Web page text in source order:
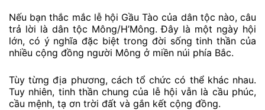
Nếu bạn thắc mắc lễ hội Gầu Tào của dân tộc nào, câu
trả lời là dân tộc Mông/H’Mông. Đây là một ngày hội
lớn, có ý nghĩa đặc biệt trong đời sống tinh thần của
nhiều cộng đồng người Mông ở miền núi phía Bắc.
Tùy từng địa phương, cách tổ chức có thể khác nhau.
Tuy nhiên, tinh thần chung của lễ hội vẫn là cầu phúc,
cầu mệnh, tạ ơn trời đất và gắn kết cộng đồng.